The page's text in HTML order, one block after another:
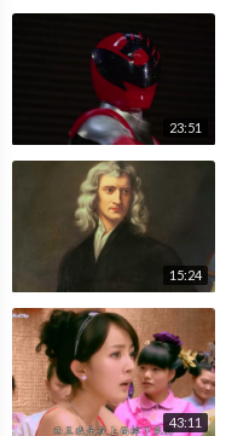
23:51
15:24
43:11